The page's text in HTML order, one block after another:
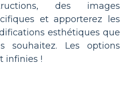
des images
et apporterez les
esthétiques que
souhaitez. Les options
infinies !